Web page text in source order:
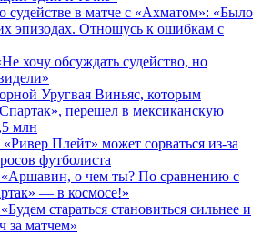
судействе в матче с «Ахматом»: «Было
эпизодах. Отношусь к ошибкам с
хочу обсуждать судейство, но
Уругвая Виньяс, которым
перешел в мексиканскую
млн
Плейт» может сорваться из‑за
футболиста
о чем ты? По сравнению с
— в космосе!»
стараться становиться сильнее и
за матчем»